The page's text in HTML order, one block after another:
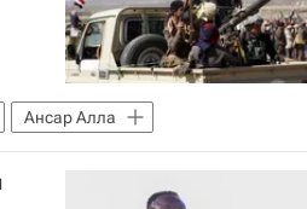
Ансар Алла